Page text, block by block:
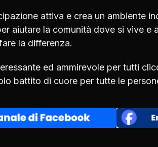
attiva e crea un ambiente
aiutare la comunità dove si vive e
la differenza.
ed ammirevole per tutti
battito di cuore per tutte le